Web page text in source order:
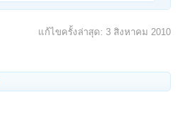
แก้ไขครั้งล่าสุด: 3 สิงหาคม 2010